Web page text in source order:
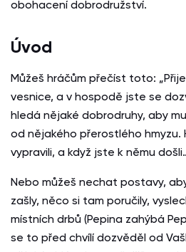
obohacení dobrodružství.
Úvod
Můžeš hráčům přečíst toto:
vesnice, a v hospodě jste se
hledá nějaké dobrodruhy, aby
od nějakého přerostlého hmyzu.
vypravili, a když jste k němu
Nebo můžeš nechat postavy,
zašly, něco si tam poručily,
místních drbů (Pepina zahýbá
se to před chvílí dozvěděl od